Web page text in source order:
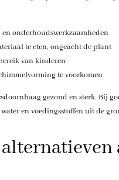
onderhoudswerkzaamheden
te eten, ongeacht de plant
van kinderen
te voorkomen
gezond en sterk. Bij
en voedingsstoffen uit de